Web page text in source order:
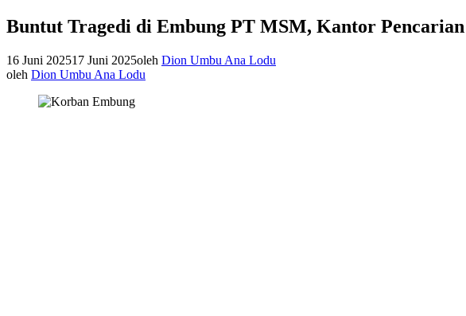
Buntut Tragedi di Embung PT MSM, Kantor
16 Juni 202517 Juni 2025oleh Dion Umbu Ana Lodu
oleh Dion Umbu Ana Lodu